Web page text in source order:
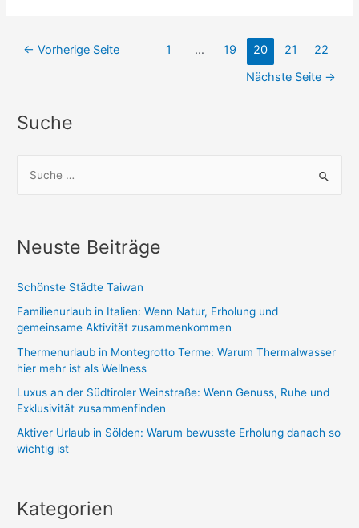
in
Seitennummerierung
← Vorherige Seite 1 … 19 20 21
22
Nächste Seite →
Suche
e
n
a
c
h
Neuste Beiträge
Schönste Städte Taiwan
Familienurlaub in Italien: Wenn Natur, Erholung und
gemeinsame Aktivität zusammenkommen
Thermenurlaub in Montegrotto Terme: Warum Thermalwasser
hier mehr ist als Wellness
Luxus an der Südtiroler Weinstraße: Wenn Genuss, Ruhe und
Exklusivität zusammenfinden
Aktiver Urlaub in Sölden: Warum bewusste Erholung danach so
wichtig ist
Kategorien